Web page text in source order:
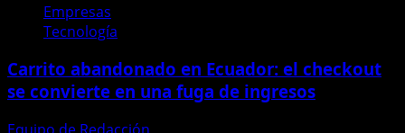
Sucumbíos
Empresas
Tecnología
Carrito abandonado en Ecuador: el checkout
se convierte en una fuga de ingresos